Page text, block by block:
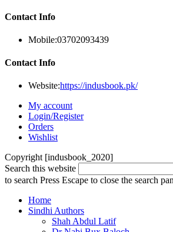
Contact Info
Mobile:03702093439
Contact Info
Website:https://indusbook.pk/
My account
Login/Register
Orders
Wishlist
Copyright [indusbook_2020]
Search this website
to search Press Escape to close the search
Home
Sindhi Authors
Shah Abdul Latif